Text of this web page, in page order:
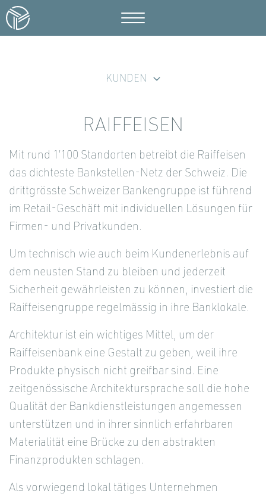
KUNDEN
RAIFFEISEN
Mit rund 1’100 Standorten betreibt die Raiffeisen
das dichteste Bankstellen-Netz der Schweiz. Die
drittgrösste Schweizer Bankengruppe ist führend
im Retail-Geschäft mit individuellen Lösungen für
Firmen- und Privatkunden.
Um technisch wie auch beim Kundenerlebnis auf
dem neusten Stand zu bleiben und jederzeit
Sicherheit gewährleisten zu können, investiert die
Raiffeisengruppe regelmässig in ihre Banklokale.
Architektur ist ein wichtiges Mittel, um der
Raiffeisenbank eine Gestalt zu geben, weil ihre
Produkte physisch nicht greifbar sind. Eine
zeitgenössische Architektursprache soll die hohe
Qualität der Bankdienstleistungen angemessen
unterstützen und in ihrer sinnlich erfahrbaren
Materialität eine Brücke zu den abstrakten
Finanzprodukten schlagen.
Als vorwiegend lokal tätiges Unternehmen